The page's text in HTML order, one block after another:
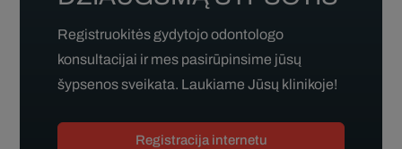
Registruokitės gydytojo odontologo
konsultacijai ir mes pasirūpinsime jūsų
šypsenos sveikata. Laukiame Jūsų klinikoje!
Registracija internetu